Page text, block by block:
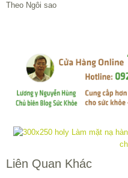
Theo Ngôi sao
Liên Quan Khác